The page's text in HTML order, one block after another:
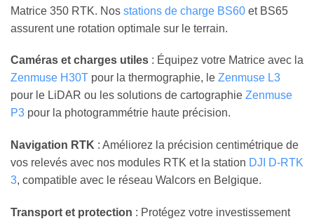
Matrice 350 RTK. Nos stations de charge BS60 et BS65
assurent une rotation optimale sur le terrain.
Caméras et charges utiles : Équipez votre Matrice avec la
Zenmuse H30T pour la thermographie, le Zenmuse L3
pour le LiDAR ou les solutions de cartographie Zenmuse
P3 pour la photogrammétrie haute précision.
Navigation RTK : Améliorez la précision centimétrique de
vos relevés avec nos modules RTK et la station DJI D-RTK
3, compatible avec le réseau Walcors en Belgique.
Transport et protection : Protégez votre investissement